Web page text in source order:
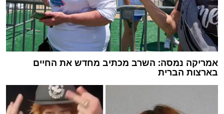
אמריקה נמסה: השרב מכתיב מחדש את החיים
בארצות הברית